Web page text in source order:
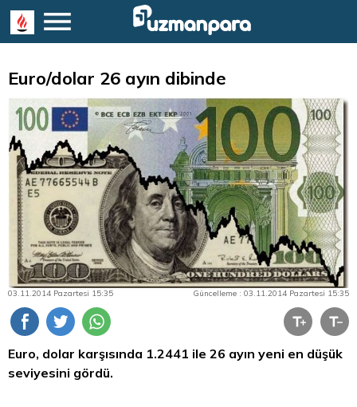
Euro/dolar 26 ayın dibinde
03.11.2014 Pazartesi 15:35 Güncelleme : 03.11.2014 Pazartesi 15:35
Euro, dolar karşısında 1.2441 ile 26 ayın yeni en düşük
seviyesini gördü.